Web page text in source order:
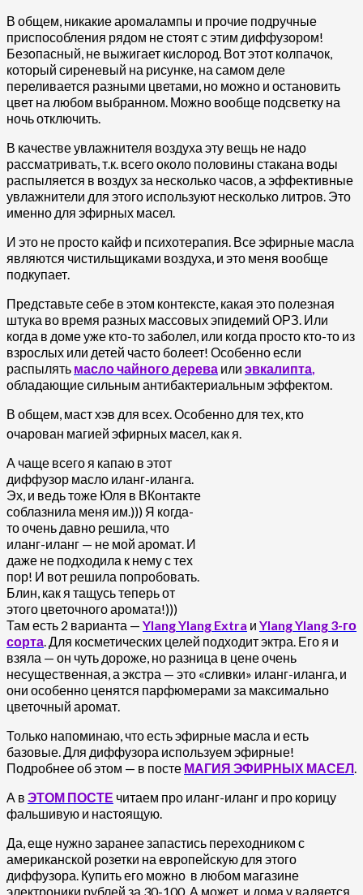
В общем, никакие аромалампы и прочие подручные
приспособления рядом не стоят с этим диффузором!
Безопасный, не выжигает кислород. Вот этот колпачок,
который сиреневый на рисунке, на самом деле
переливается разными цветами, но можно и остановить
цвет на любом выбранном. Можно вообще подсветку на
ночь отключить.
В качестве увлажнителя воздуха эту вещь не надо
рассматривать, т.к. всего около половины стакана воды
распыляется в воздух за несколько часов, а эффективные
увлажнители для этого используют несколько литров. Это
именно для эфирных масел.
И это не просто кайф и психотерапия. Все эфирные масла
являются чистильщиками воздуха, и это меня вообще
подкупает.
Представьте себе в этом контексте, какая это полезная
штука во время разных массовых эпидемий ОРЗ. Или
когда в доме уже кто-то заболел, или когда просто кто-то из
взрослых или детей часто болеет! Особенно если
распылять масло чайного дерева или эвкалипта,
обладающие сильным антибактериальным эффектом.
В общем, маст хэв для всех. Особенно для тех, кто
очарован магией эфирных масел, как я.
А чаще всего я капаю в этот
диффузор масло иланг-иланга.
Эх, и ведь тоже Юля в ВКонтакте
соблазнила меня им.))) Я когда-
то очень давно решила, что
иланг-иланг — не мой аромат. И
даже не подходила к нему с тех
пор! И вот решила попробовать.
Блин, как я тащусь теперь от
этого цветочного аромата!)))
Там есть 2 варианта — Ylang Ylang Extra и Ylang Ylang 3-го
сорта. Для косметических целей подходит эктра. Его я и
взяла — он чуть дороже, но разница в цене очень
несущественная, а экстра — это «сливки» иланг-иланга, и
они особенно ценятся парфюмерами за максимально
цветочный аромат.
Только напоминаю, что есть эфирные масла и есть
базовые. Для диффузора используем эфирные!
Подробнее об этом — в посте МАГИЯ ЭФИРНЫХ МАСЕЛ.
А в ЭТОМ ПОСТЕ читаем про иланг-иланг и про корицу
фальшивую и настоящую.
Да, еще нужно заранее запастись переходником с
американской розетки на европейскую для этого
диффузора. Купить его можно в любом магазине
электроники рублей за 30-100. А может, и дома у валяется,